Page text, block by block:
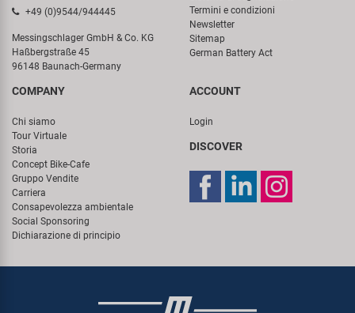
+49 (0)9544/944445
Messingschlager GmbH & Co. KG
Haßbergstraße 45
96148 Baunach-Germany
Termini e condizioni
Newsletter
Sitemap
German Battery Act
COMPANY
Chi siamo
Tour Virtuale
Storia
Concept Bike-Cafe
Gruppo Vendite
Carriera
Consapevolezza ambientale
Social Sponsoring
Dichiarazione di principio
ACCOUNT
Login
DISCOVER